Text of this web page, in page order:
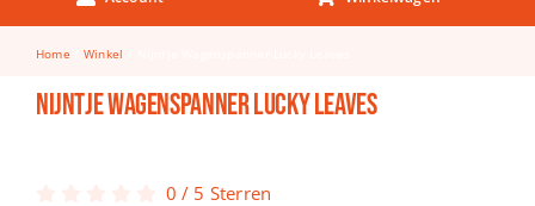
Keuken & Tafelen
Kinderfietsen
Knutselen
Home Winkel
Nijntje Wagenspanner Lucky Leaves
0 / 5 Sterren